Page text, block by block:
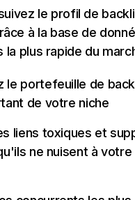
le profil de
à la base de
la plus rapide du
le portefeuille de
de votre niche
liens toxiques et
ne nuisent à